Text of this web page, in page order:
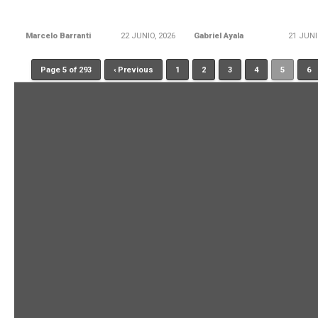
Marcelo Barranti 22 JUNIO, 2026 Gabriel Ayala 21
Page 5 of 293 ‹ Previous 1 2 3 4 5 6